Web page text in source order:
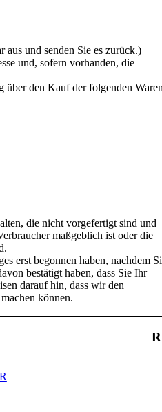
und senden Sie es zurück.)
und, sofern vorhanden, die
den Kauf der folgenden
die nicht vorgefertigt sind und
maßgeblich ist oder die
erst begonnen haben, nachdem
bestätigt haben, dass Sie Ihr
darauf hin, dass wir den
können.